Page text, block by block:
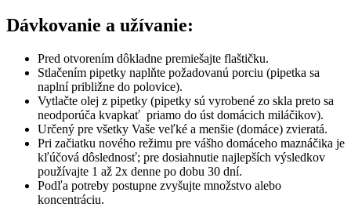
Dávkovanie a užívanie:
Pred otvorením dôkladne premiešajte flaštičku.
Stlačením pipetky naplňte požadovanú porciu (pipetka sa
naplní približne do polovice).
Vytlačte olej z pipetky (pipetky sú vyrobené zo skla preto sa
neodporúča kvapkať priamo do úst domácich miláčikov).
Určený pre všetky Vaše veľké a menšie (domáce) zvieratá.
Pri začiatku nového režimu pre vášho domáceho maznáčika je
kľúčová dôslednosť; pre dosiahnutie najlepších výsledkov
používajte 1 až 2x denne po dobu 30 dní.
Podľa potreby postupne zvyšujte množstvo alebo
koncentráciu.